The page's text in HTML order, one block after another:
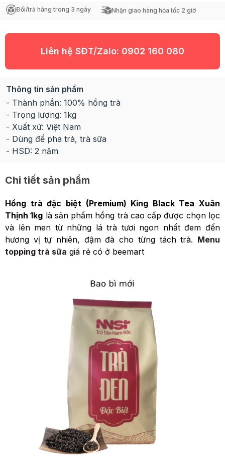
Đổi/trả hàng trong 3 ngày Nhận giao hàng hỏa tốc 2 giờ
Liên hệ SĐT/Zalo: 0902 160 080
Thông tin sản phẩm
- Thành phần: 100% hồng trà
- Trọng lượng: 1kg
- Xuất xứ: Việt Nam
- Dùng để pha trà, trà sữa
- HSD: 2 năm
Chi tiết sản phẩm
Hồng trà đặc biệt (Premium) King Black Tea Xuân
Thịnh 1kg là sản phẩm hồng trà cao cấp được chọn lọc
và lên men từ những lá trà tươi ngon nhất đem đến
hương vị tự nhiên, đậm đà cho từng tách trà. Menu
topping trà sữa giá rẻ có ở beemart